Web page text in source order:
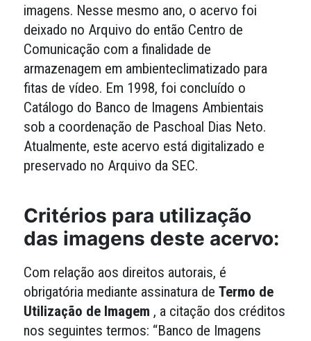
imagens. Nesse mesmo ano, o acervo foi
deixado no Arquivo do então Centro de
Comunicação com a finalidade de
armazenagem em ambienteclimatizado para
fitas de vídeo. Em 1998, foi concluído o
Catálogo do Banco de Imagens Ambientais
sob a coordenação de Paschoal Dias Neto.
Atualmente, este acervo está digitalizado e
preservado no Arquivo da SEC.
Critérios para utilização
das imagens deste acervo:
Com relação aos direitos autorais, é
obrigatória mediante assinatura deTermo de
Utilização de Imagem , a citação dos créditos
nos seguintes termos: “Banco de Imagens